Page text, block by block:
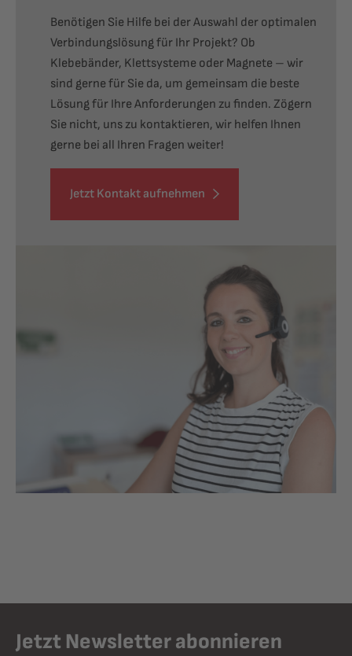
Benötigen Sie Hilfe bei der Auswahl der optimalen
Verbindungslösung für Ihr Projekt? Ob
Klebebänder, Klettsysteme oder Magnete – wir
sind gerne für Sie da, um gemeinsam die beste
Lösung für Ihre Anforderungen zu finden. Zögern
Sie nicht, uns zu kontaktieren, wir helfen Ihnen
gerne bei all Ihren Fragen weiter!
Jetzt Kontakt aufnehmen
Jetzt Newsletter abonnieren